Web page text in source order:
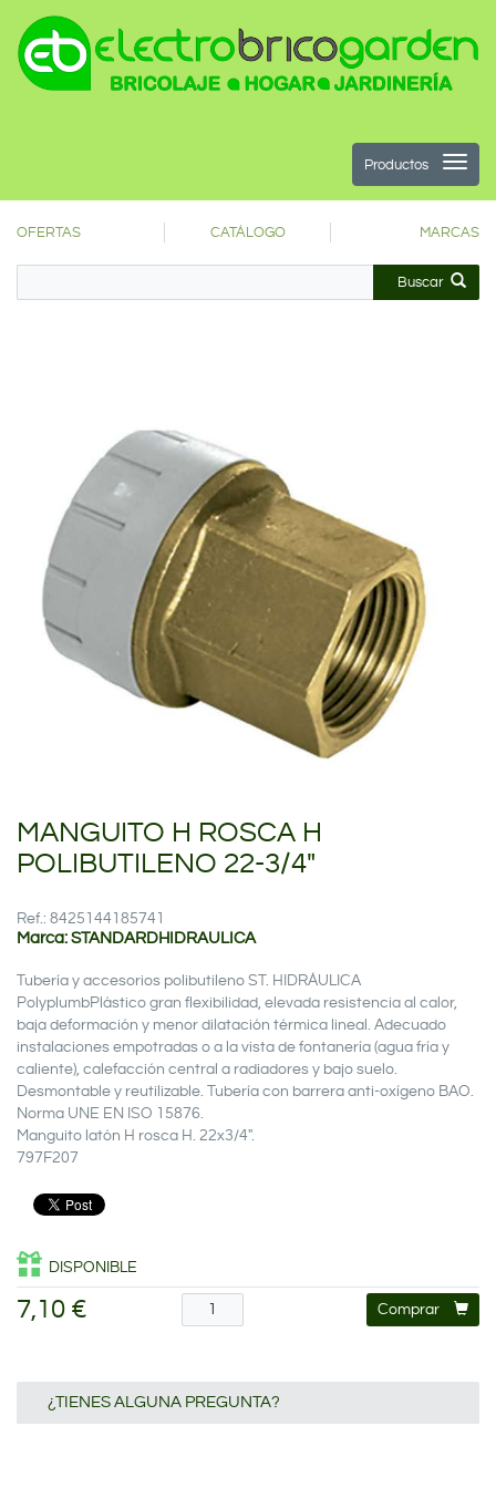
Productos
OFERTAS CATÁLOGO MARCAS
Buscar
MANGUITO H ROSCA H
POLIBUTILENO 22-3/4"
Ref.: 8425144185741
Marca: STANDARDHIDRAULICA
Tubería y accesorios polibutileno ST. HIDRÁULICA
PolyplumbPlástico gran flexibilidad, elevada resistencia al calor,
baja deformación y menor dilatación térmica lineal. Adecuado
instalaciones empotradas o a la vista de fontanería (agua fría y
caliente), calefacción central a radiadores y bajo suelo.
Desmontable y reutilizable. Tubería con barrera anti-oxígeno BAO.
Norma UNE EN ISO 15876.
Manguito latón H rosca H. 22x3/4".
797F207
DISPONIBLE
7,10 € Comprar
¿TIENES ALGUNA PREGUNTA?